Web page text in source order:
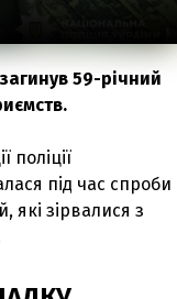
59-річний
поліції
під час спроби
які зірвалися з